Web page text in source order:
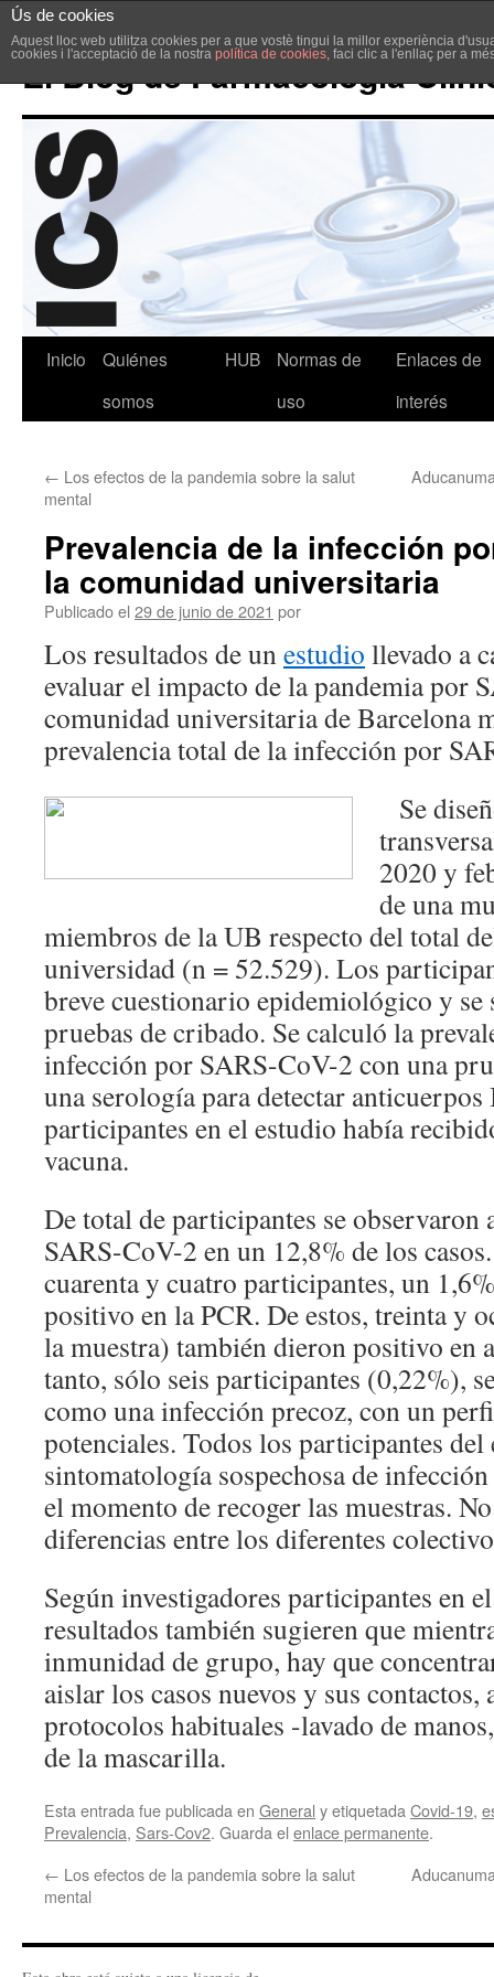
Ús de cookies
Aquest lloc web utilitza cookies per a que vostè tingui la millor experiència
cookies i l'acceptació de la nostra política de cookies, faci clic a l'enllaç per a
El Blog de Farmacología
Inicio
Quiénes
somos
HUB
Normas de
uso
Enlaces de
interés
← Los efectos de la pandemia sobre la salut
mental
Prevalencia de la infección
la comunidad universitaria
Publicado el 29 de junio de 2021 por
Los resultados de unestudio llevado a
evaluar el impacto de la pandemia por
comunidad universitaria de Barcelona
prevalencia total de la infección por
Se
2020 y
de una
miembros de la UB respecto del total
universidad (n = 52.529). Los
breve cuestionario epidemiológico y se
pruebas de cribado. Se calculó la
infección por SARS-CoV-2 con una
una serología para detectar
participantes en el estudio había
vacuna.
De total de participantes se observaron
SARS-CoV-2 en un 12,8% de los
cuarenta y cuatro participantes, un
positivo en la PCR. De estos, treinta y
la muestra) también dieron positivo en
tanto, sólo seis participantes (0,22%),
como una infección precoz, con un
potenciales. Todos los participantes
sintomatología sospechosa de
el momento de recoger las muestras.
diferencias entre los diferentes
Según investigadores participantes en
resultados también sugieren que
inmunidad de grupo, hay que
aislar los casos nuevos y sus
protocolos habituales -lavado de
de la mascarilla.
Esta entrada fue publicada en General y etiquetada Covid-19,
Prevalencia, Sars-Cov2. Guarda el enlace permanente.
← Los efectos de la pandemia sobre la salut
mental